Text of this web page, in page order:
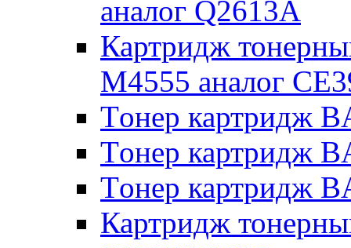
аналог Q2613A
Картридж
M4555 аналог
Tонер картридж
Tонер картридж
Tонер картридж
Картридж